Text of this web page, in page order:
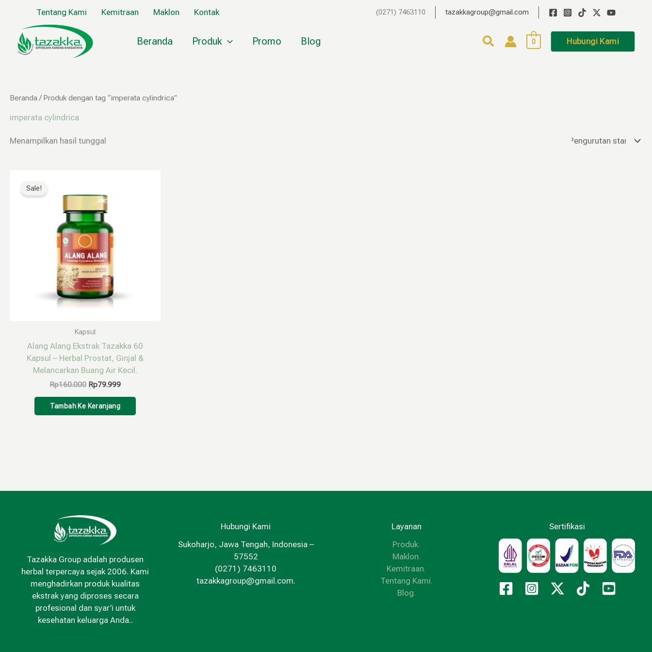
konten
Tentang Kami Kemitraan Maklon Kontak (0271) 7463110 tazakkagroup@gmail.com
Beranda Produk Promo Blog 0 Hubungi Kami
Beranda/ Produk dengan tag “imperata cylindrica”
imperata cylindrica
Menampilkan hasil tunggal
Sale!
Kapsul
Alang Alang Ekstrak Tazakka 60
Kapsul – Herbal Prostat, Ginjal &
Melancarkan Buang Air Kecil.
Rp160.000
adalah:
Rp160.000.
Rp79.999
Tambah Ke Keranjang
Tazakka Group adalah produsen
herbal terpercaya sejak 2006. Kami
menghadirkan produk kualitas
ekstrak yang diproses secara
profesional dan syar’i untuk
kesehatan keluarga Anda..
Hubungi Kami
Sukoharjo, Jawa Tengah, Indonesia –
57552
(0271) 7463110
tazakkagroup@gmail.com.
Layanan
Produk.
Maklon.
Kemitraan.
Tentang Kami.
Blog.
Sertifikasi